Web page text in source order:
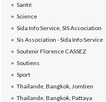
Santé
Science
Sida Info Service, SIS Association
Sis Association - Sida Info Service
Soutenir Florence CASSEZ
Soutiens
Sport
Thaïlande, Bangkok, Jomtien
Thaïlande, Bangkok, Pattaya